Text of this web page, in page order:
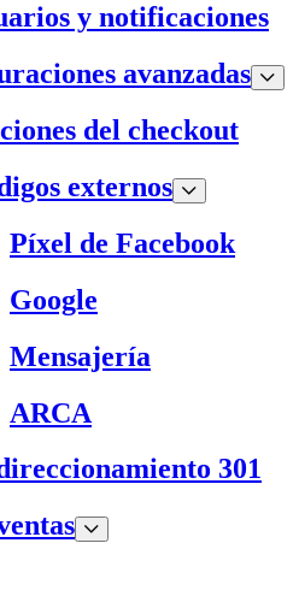
y notificaciones
avanzadas
del checkout
externos
Píxel de Facebook
Google
Mensajería
ARCA
301